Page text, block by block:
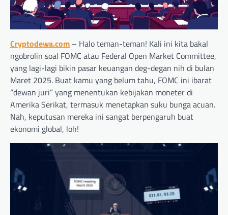
Cryptodewa.com – Halo teman-teman! Kali ini kita bakal
ngobrolin soal FOMC atau Federal Open Market Committee,
yang lagi-lagi bikin pasar keuangan deg-degan nih di bulan
Maret 2025. Buat kamu yang belum tahu, FOMC ini ibarat
“dewan juri” yang menentukan kebijakan moneter di
Amerika Serikat, termasuk menetapkan suku bunga acuan.
Nah, keputusan mereka ini sangat berpengaruh buat
ekonomi global, loh!